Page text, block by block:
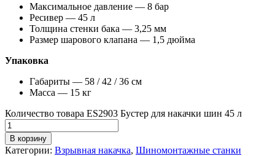
Максимальное давление — 8 бар
Ресивер — 45 л
Толщина стенки бака — 3,25 мм
Размер шарового клапана — 1,5 дюйма
Упаковка
Габариты — 58 / 42 / 36 см
Масса — 15 кг
Количество товара ES2903 Бустер для накачки шин 45 л
В корзину
Категории: Взрывная накачка, Шиномонтажные станки